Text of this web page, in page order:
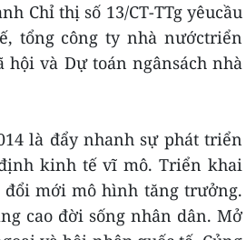
Chỉ thị số 13/CT-TTg yêucầu
tổng công ty nhà nướctriển
và Dự toán ngânsách nhà
là đẩy nhanh sự phát triển
kinh tế vĩ mô. Triển khai
mới mô hình tăng trưởng.
cao đời sống nhân dân. Mở